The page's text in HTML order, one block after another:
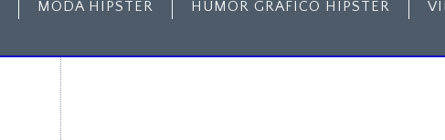
MODA HIPSTER HUMOR GRÁFICO HIPSTER